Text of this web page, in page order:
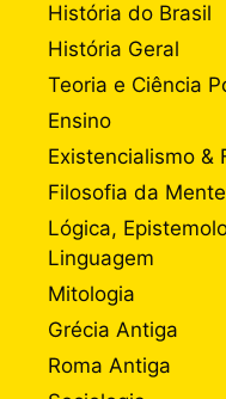
História do Brasil
História Geral
Teoria e Ciência
Ensino
Existencialismo &
Filosofia da
Lógica,
Linguagem
Mitologia
Grécia Antiga
Roma Antiga